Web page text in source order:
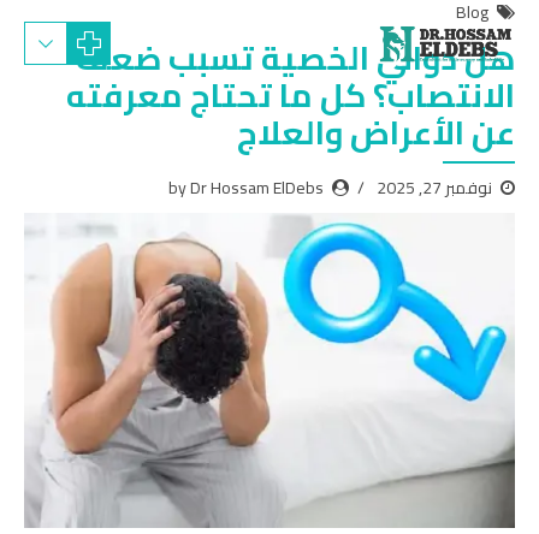
Blog
هل دوالي الخصية تسبب ضعف
الانتصاب​؟ كل ما تحتاج معرفته
عن الأعراض والعلاج
نوفمبر 27, 2025 by Dr Hossam ElDebs